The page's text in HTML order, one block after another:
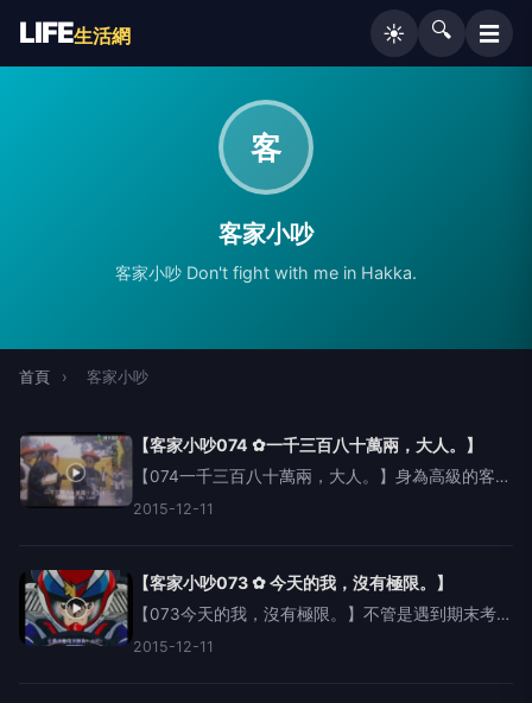
LIFE生活網 ☀️ 🔍 ☰
客
客家小吵
客家小吵 Don't fight with me in Hakka.
首頁 › 客家小吵
【客家小吵074 ✿一千三百八十萬兩，大人。】
【074一千三百八十萬兩，大人。】身為高級的客家
人，時常會需要忍辱負重幫助人，如果剛好有紀錄
語原文：一千三百八十萬兩，大人。羅馬拼音：
id2qien
2015-12-11
【客家小吵073 ✿ 今天的我，沒有極限。】
【073今天的我，沒有極限。】不管是遇到期末考、
跑馬拉松，或是娶妻前、生子後...只要用自信的眼神
的完美霸氣，誰都檔不住你。客語原文：今晡日个
2015-12-11